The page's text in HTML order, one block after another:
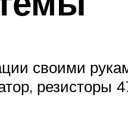
своими